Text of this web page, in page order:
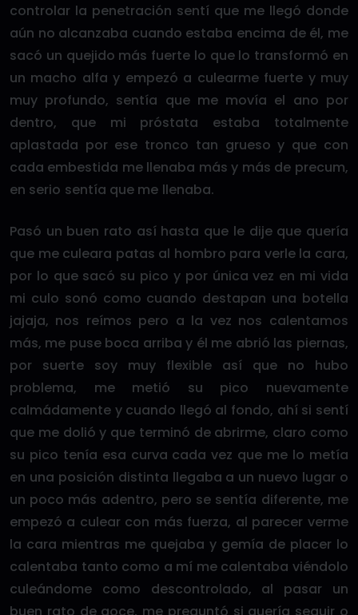
controlar la penetración sentí que me llegó donde
aún no alcanzaba cuando estaba encima de él, me
sacó un quejido más fuerte lo que lo transformó en
un macho alfa y empezó a culearme fuerte y muy
muy profundo, sentía que me movía el ano por
dentro, que mi próstata estaba totalmente
aplastada por ese tronco tan grueso y que con
cada embestida me llenaba más y más de precum,
en serio sentía que me llenaba.
Pasó un buen rato así hasta que le dije que quería
que me culeara patas al hombro para verle la cara,
por lo que sacó su pico y por única vez en mi vida
mi culo sonó como cuando destapan una botella
jajaja, nos reímos pero a la vez nos calentamos
más, me puse boca arriba y él me abrió las piernas,
por suerte soy muy flexible así que no hubo
problema, me metió su pico nuevamente
calmádamente y cuando llegó al fondo, ahí si sentí
que me dolió y que terminó de abrirme, claro como
su pico tenía esa curva cada vez que me lo metía
en una posición distinta llegaba a un nuevo lugar o
un poco más adentro, pero se sentía diferente, me
empezó a culear con más fuerza, al parecer verme
la cara mientras me quejaba y gemía de placer lo
calentaba tanto como a mí me calentaba viéndolo
culeándome como descontrolado, al pasar un
buen rato de goce, me preguntó si quería seguir o